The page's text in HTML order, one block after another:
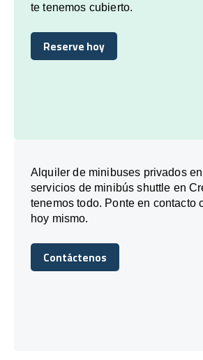
te tenemos cubierto.
Reserve hoy
Reserve hoy
Alquiler de minibuses privados
servicios de minibús shuttle en
tenemos todo. Ponte en contacto
hoy mismo.
Contáctenos
Contáctenos